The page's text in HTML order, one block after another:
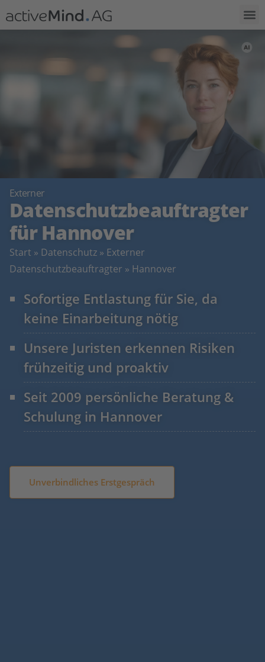
Externer
Datenschutz­beauftragter
für Hannover
Start » Datenschutz » Externer
Datenschutzbeauftragter » Hannover
Sofortige Entlastung für Sie, da
keine Einarbeitung nötig
Unsere Juristen erkennen Risiken
frühzeitig und proaktiv
Seit 2009 persönliche Beratung &
Schulung in Hannover
Unverbindliches Erstgespräch